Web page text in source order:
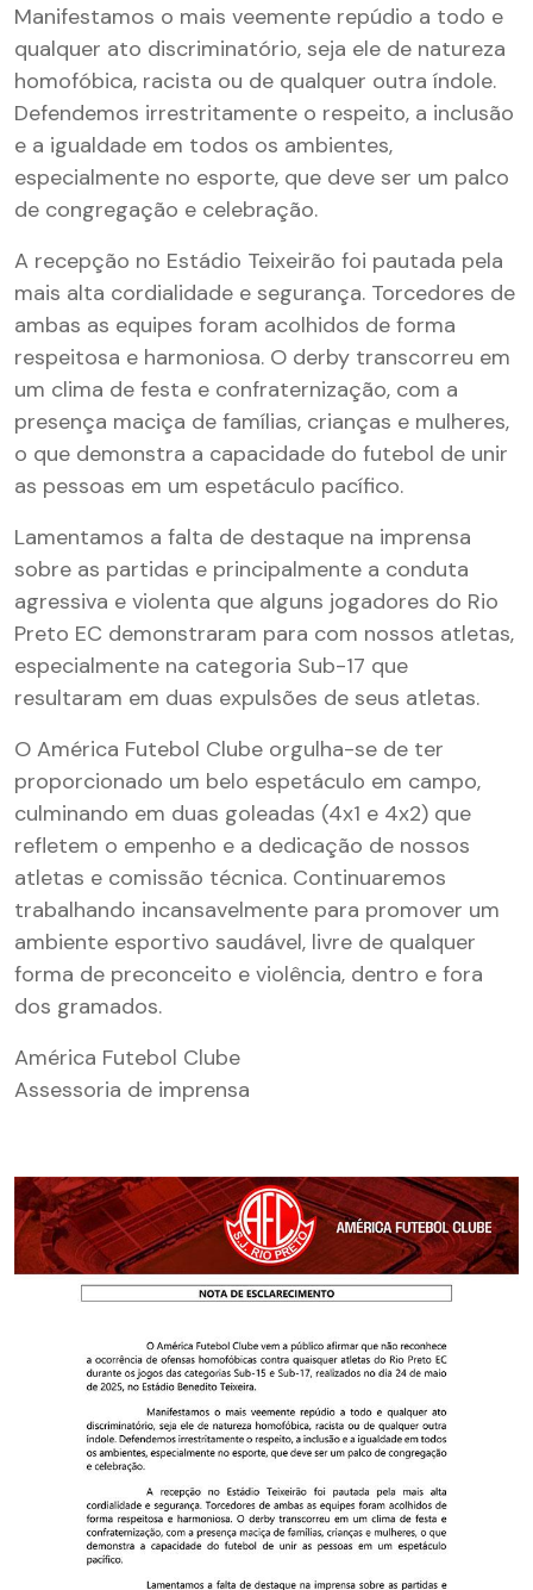
Manifestamos o mais veemente repúdio a todo e
qualquer ato discriminatório, seja ele de natureza
homofóbica, racista ou de qualquer outra índole.
Defendemos irrestritamente o respeito, a inclusão
e a igualdade em todos os ambientes,
especialmente no esporte, que deve ser um palco
de congregação e celebração.
A recepção no Estádio Teixeirão foi pautada pela
mais alta cordialidade e segurança. Torcedores de
ambas as equipes foram acolhidos de forma
respeitosa e harmoniosa. O derby transcorreu em
um clima de festa e confraternização, com a
presença maciça de famílias, crianças e mulheres,
o que demonstra a capacidade do futebol de unir
as pessoas em um espetáculo pacífico.
Lamentamos a falta de destaque na imprensa
sobre as partidas e principalmente a conduta
agressiva e violenta que alguns jogadores do Rio
Preto EC demonstraram para com nossos atletas,
especialmente na categoria Sub-17 que
resultaram em duas expulsões de seus atletas.
O América Futebol Clube orgulha-se de ter
proporcionado um belo espetáculo em campo,
culminando em duas goleadas (4x1 e 4x2) que
refletem o empenho e a dedicação de nossos
atletas e comissão técnica. Continuaremos
trabalhando incansavelmente para promover um
ambiente esportivo saudável, livre de qualquer
forma de preconceito e violência, dentro e fora
dos gramados.
América Futebol Clube
Assessoria de imprensa